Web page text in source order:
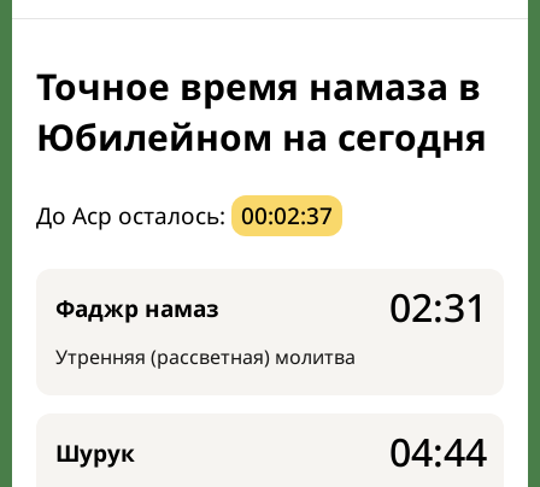
Календарь рамадана
Направление киблы
Точное время намаза в
Юбилейном на сегодня
До Аср осталось: 00:02:36
Фаджр намаз
Утренняя (рассветная) молитва
02:31
Шурук 04:44